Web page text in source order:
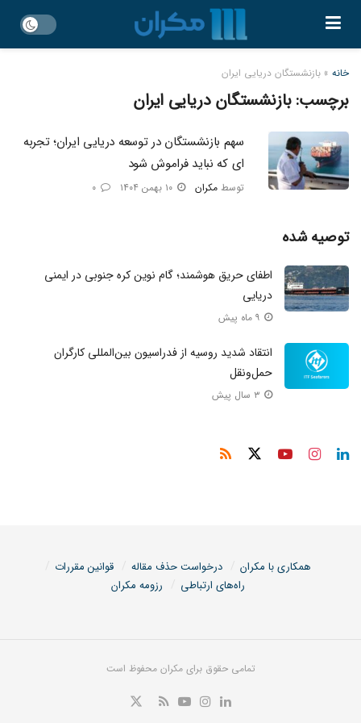
خانه » بازنشستگان دریایی ایران
برچسب:بازنشستگان دریایی ایران
سهم بازنشستگان در توسعه دریایی ایران؛ تجربه
ای که نباید فراموش شود
توسط مکران
توصیه شده
اطفای حریق هوشمند؛ گام نوین کره جنوبی در ایمنی
دریایی
انتقاد شدید روسیه از فدراسیون بین‌المللی کارگران
حمل‌و‌نقل
همکاری با مکران درخواست حذف مقاله
قوانین مقررات
راه‌های ارتباطی
رزومه مکران
تمامی حقوق برای مکران محفوظ است